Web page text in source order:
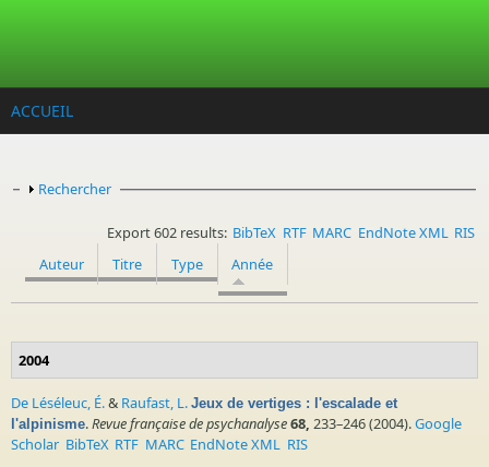
ACCUEIL
Afficher
Rechercher
Export 602 results: BibTeX RTF MARC EndNote XML RIS
Auteur
Titre Type Année
2004
De Léséleuc, É.& Raufast, L. Jeux de vertiges : l'escalade et
l'alpinisme.Revue française de psychanalyse68, 233–246 (2004).Google
Scholar BibTeX RTF MARC EndNote XML RIS